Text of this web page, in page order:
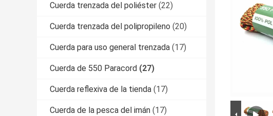
Cuerda trenzada del poliéster (22)
Cuerda trenzada del polipropileno (20)
Cuerda para uso general trenzada (17)
Cuerda de 550 Paracord (27)
Cuerda reflexiva de la tienda (17)
Cuerda de la pesca del imán (17)